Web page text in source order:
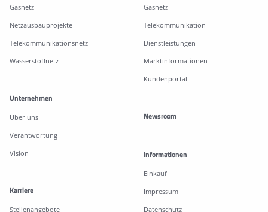
Gasnetz
Netzausbauprojekte
Telekommunikationsnetz
Wasserstoffnetz
Gasnetz
Telekommunikation
Dienstleistungen
Marktinformationen
Kundenportal
Unternehmen
Über uns
Verantwortung
Vision
Karriere
Stellenangebote
Newsroom
Informationen
Einkauf
Impressum
Datenschutz